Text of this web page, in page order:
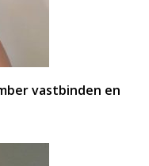
vastbinden en